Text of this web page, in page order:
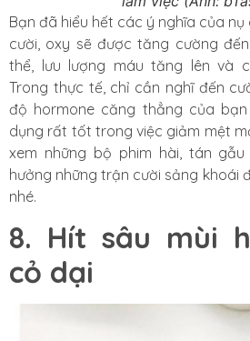
Bạn đã hiểu hết các ý nghĩa của nụ
cười, oxy sẽ được tăng cường
thể, lưu lượng máu tăng lên và
Trong thực tế, chỉ cần nghĩ đến
độ hormone căng thẳng của
dụng rất tốt trong việc giảm mệt
xem những bộ phim hài, tán
hưởng những trận cười sảng khoái
nhé.
8. Hít sâu mùi
cỏ dại